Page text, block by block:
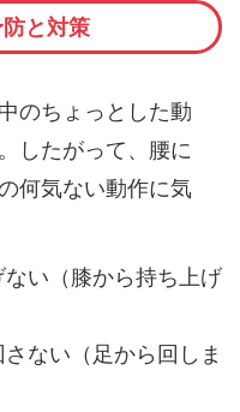
と対策
のちょっとした動
したがって、腰に
何気ない動作に気
い（膝から持ち上げ
ない（足から回しま